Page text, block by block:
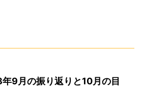
9月の振り返りと10月の目